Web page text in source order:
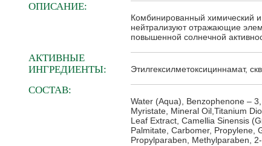
ОПИСАНИЕ:
Комбинированный химический
нейтрализуют отражающие
повышенной солнечной
АКТИВНЫЕ
ИНГРЕДИЕНТЫ:
Этилгексилметоксициннамат,
СОСТАВ:
Water (Aqua), Benzophenone –
Myristate, Mineral Oil,Titanium
Leaf Extract, Camellia Sinensis
Palmitate, Carbomer, Propylene,
Propylparaben, Methylparaben,